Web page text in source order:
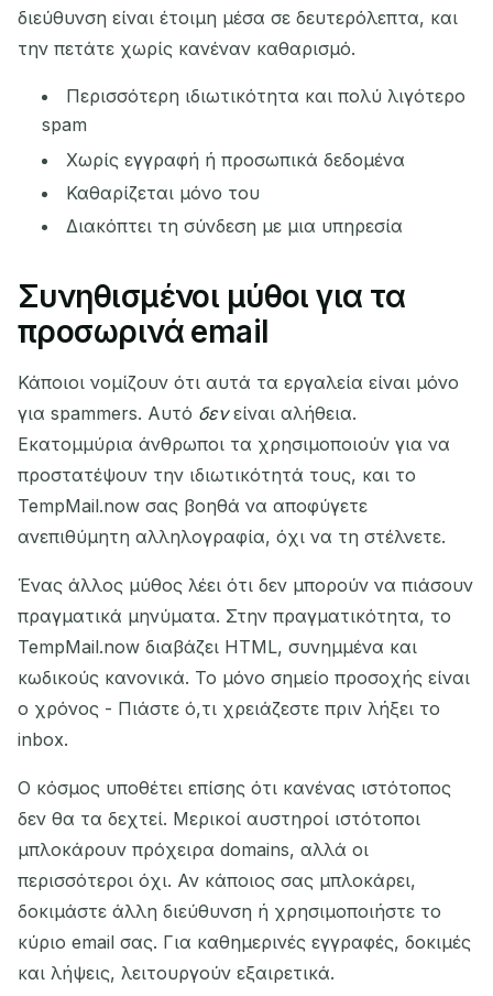
διεύθυνση είναι έτοιμη μέσα σε δευτερόλεπτα, και
την πετάτε χωρίς κανέναν καθαρισμό.
Περισσότερη ιδιωτικότητα και πολύ λιγότερο
spam
Χωρίς εγγραφή ή προσωπικά δεδομένα
Καθαρίζεται μόνο του
Διακόπτει τη σύνδεση με μια υπηρεσία
Συνηθισμένοι μύθοι για τα
προσωρινά email
Κάποιοι νομίζουν ότι αυτά τα εργαλεία είναι μόνο
για spammers. Αυτό δενείναι αλήθεια.
Εκατομμύρια άνθρωποι τα χρησιμοποιούν για να
προστατέψουν την ιδιωτικότητά τους, και το
TempMail.now σας βοηθά να αποφύγετε
ανεπιθύμητη αλληλογραφία, όχι να τη στέλνετε.
Ένας άλλος μύθος λέει ότι δεν μπορούν να πιάσουν
πραγματικά μηνύματα. Στην πραγματικότητα, το
TempMail.now διαβάζει HTML, συνημμένα και
κωδικούς κανονικά. Το μόνο σημείο προσοχής είναι
ο χρόνος - Πιάστε ό,τι χρειάζεστε πριν λήξει το
inbox.
Ο κόσμος υποθέτει επίσης ότι κανένας ιστότοπος
δεν θα τα δεχτεί. Μερικοί αυστηροί ιστότοποι
μπλοκάρουν πρόχειρα domains, αλλά οι
περισσότεροι όχι. Αν κάποιος σας μπλοκάρει,
δοκιμάστε άλλη διεύθυνση ή χρησιμοποιήστε το
κύριο email σας. Για καθημερινές εγγραφές, δοκιμές
και λήψεις, λειτουργούν εξαιρετικά.